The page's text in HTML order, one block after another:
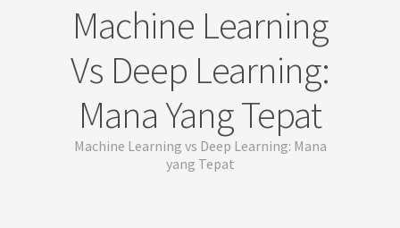
Machine Learning
Vs Deep Learning:
Mana Yang Tepat
Machine Learning vs Deep Learning: Mana
yang Tepat